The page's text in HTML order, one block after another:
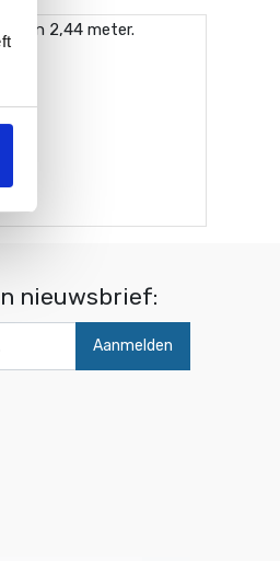
van 2,44 meter.
nieuwsbrief:
Aanmelden